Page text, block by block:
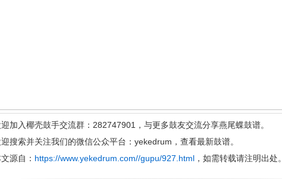
加入椰壳鼓手交流群：282747901，与更多鼓友交流分享燕尾蝶鼓谱。
搜索并关注我们的微信公众平台：yekedrum，查看最新鼓谱。
源自： https://www.yekedrum.com//gupu/927.html ，如需转载请注明出处。